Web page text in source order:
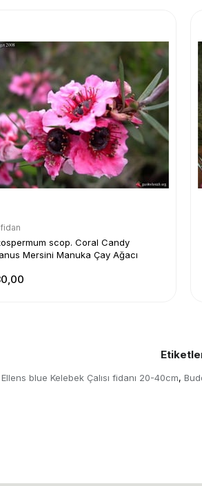
scop. Coral Candy
Mersini Manuka Çay Ağacı
blue Kelebek Çalısı fidanı 20-40cm,